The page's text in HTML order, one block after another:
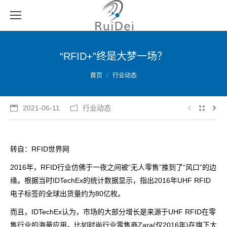
“RFID+”终是大梦一场？
首页 行业动态
2021-06-11 行业动态
转自：RFID世界网
2016年，RFID行业仿佛于一夜之间被“无人零售”推到了“风口”的边
缘。根据当时IDTechEx的统计数据显示，指出2016年UHF RFID
电子标签的全球出货量约为80亿枚。
而且，IDTechEx认为，市场的大部分增长是来源于UHF RFID在零
售行业的海量应用，比如时尚行业零售商Zara(仅2016年)在旗下大